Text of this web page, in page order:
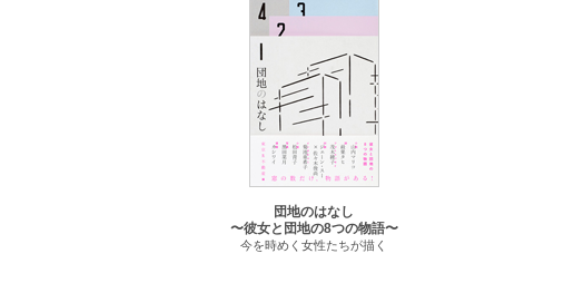
団地のはなし
〜彼女と団地の8つの物語〜
今を時めく女性たちが描く